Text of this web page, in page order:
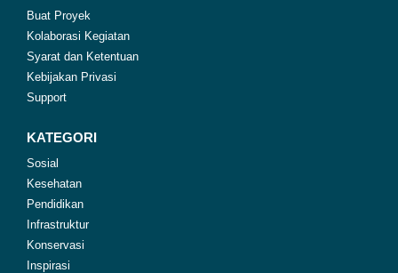
Buat Proyek
Kolaborasi Kegiatan
Syarat dan Ketentuan
Kebijakan Privasi
Support
KATEGORI
Sosial
Kesehatan
Pendidikan
Infrastruktur
Konservasi
Inspirasi